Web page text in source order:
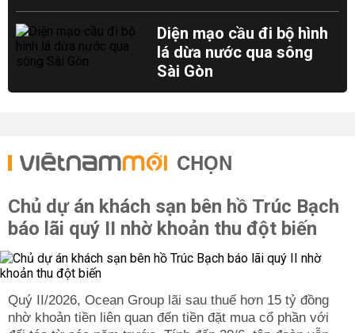
Diện mạo cầu đi bộ hình
lá dừa nước qua sông
Sài Gòn
CHỌN
Chủ dự án khách sạn bên hồ Trúc Bạch
báo lãi quý II nhờ khoản thu đột biến
Quý II/2026, Ocean Group lãi sau thuế hơn 15 tỷ đồng
nhờ khoản tiền liên quan đến tiền đặt mua cổ phần với